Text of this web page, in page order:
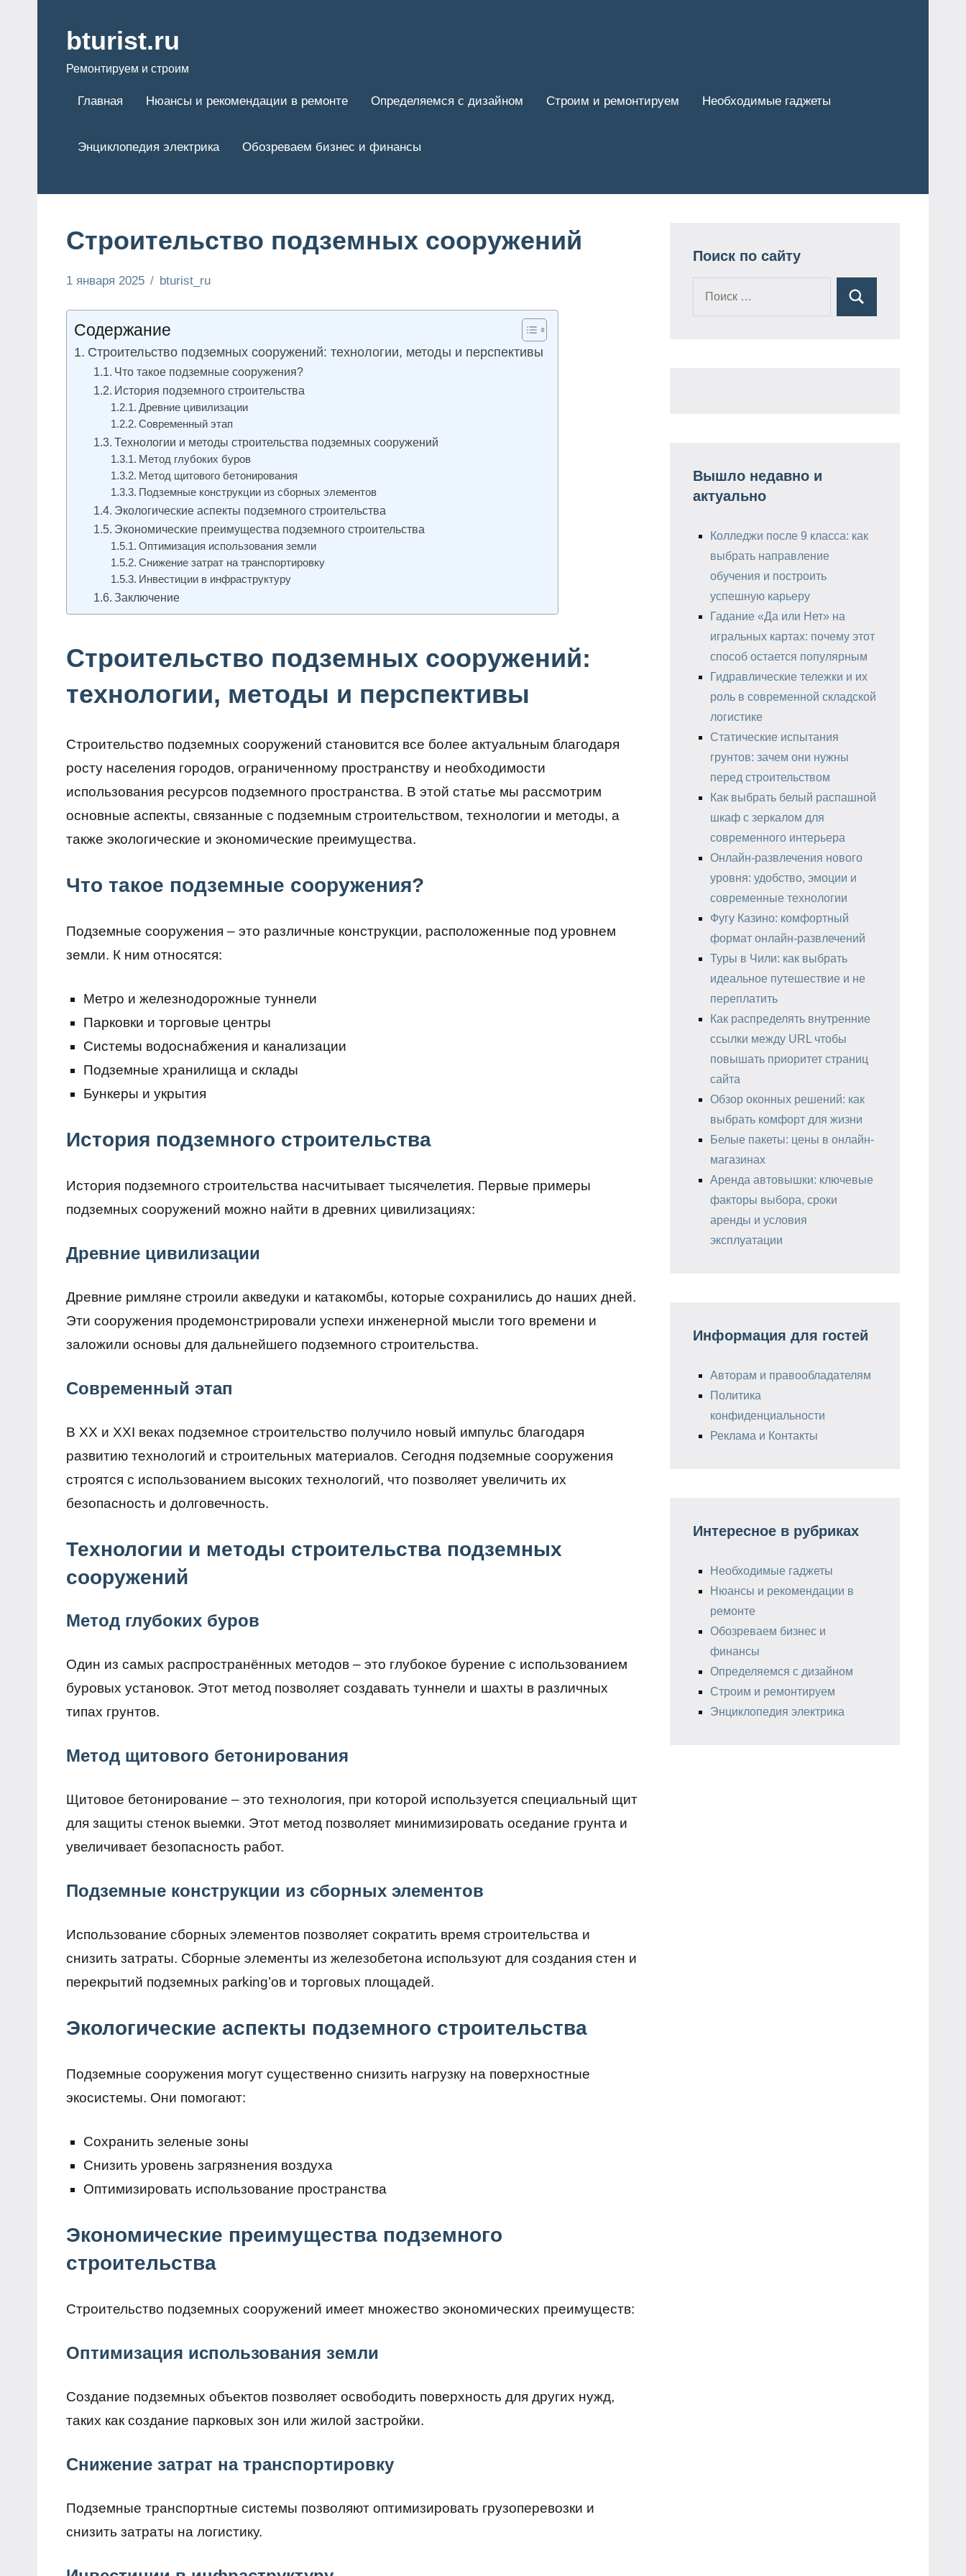
содержимому
bturist.ru
Ремонтируем и строим
Главная Нюансы и рекомендации в ремонте Определяемся с дизайном Строим и ремонтируем Необходимые гаджеты
Энциклопедия электрика Обозреваем бизнес и финансы
Строительство подземных сооружений
ремонтируем
1 января 2025 bturist_ru
комментариев
Содержание
Строительство подземных сооружений: технологии, методы и перспективы
Что такое подземные сооружения?
История подземного строительства
Древние цивилизации
Современный этап
Технологии и методы строительства подземных сооружений
Метод глубоких буров
Метод щитового бетонирования
Подземные конструкции из сборных элементов
Экологические аспекты подземного строительства
Экономические преимущества подземного строительства
Оптимизация использования земли
Снижение затрат на транспортировку
Инвестиции в инфраструктуру
Заключение
Строительство подземных сооружений:
технологии, методы и перспективы
Строительство подземных сооружений становится все более актуальным благодаря
росту населения городов, ограниченному пространству и необходимости
использования ресурсов подземного пространства. В этой статье мы рассмотрим
основные аспекты, связанные с подземным строительством, технологии и методы, а
также экологические и экономические преимущества.
Что такое подземные сооружения?
Подземные сооружения – это различные конструкции, расположенные под уровнем
земли. К ним относятся:
Метро и железнодорожные туннели
Парковки и торговые центры
Системы водоснабжения и канализации
Подземные хранилища и склады
Бункеры и укрытия
История подземного строительства
История подземного строительства насчитывает тысячелетия. Первые примеры
подземных сооружений можно найти в древних цивилизациях:
Древние цивилизации
Древние римляне строили акведуки и катакомбы, которые сохранились до наших дней.
Эти сооружения продемонстрировали успехи инженерной мысли того времени и
заложили основы для дальнейшего подземного строительства.
Современный этап
В XX и XXI веках подземное строительство получило новый импульс благодаря
развитию технологий и строительных материалов. Сегодня подземные сооружения
строятся с использованием высоких технологий, что позволяет увеличить их
безопасность и долговечность.
Технологии и методы строительства подземных
сооружений
Метод глубоких буров
Один из самых распространённых методов – это глубокое бурение с использованием
буровых установок. Этот метод позволяет создавать туннели и шахты в различных
типах грунтов.
Метод щитового бетонирования
Щитовое бетонирование – это технология, при которой используется специальный щит
для защиты стенок выемки. Этот метод позволяет минимизировать оседание грунта и
увеличивает безопасность работ.
Подземные конструкции из сборных элементов
Использование сборных элементов позволяет сократить время строительства и
снизить затраты. Сборные элементы из железобетона используют для создания стен и
перекрытий подземных parking’ов и торговых площадей.
Экологические аспекты подземного строительства
Подземные сооружения могут существенно снизить нагрузку на поверхностные
экосистемы. Они помогают:
Сохранить зеленые зоны
Снизить уровень загрязнения воздуха
Оптимизировать использование пространства
Экономические преимущества подземного
строительства
Строительство подземных сооружений имеет множество экономических преимуществ:
Оптимизация использования земли
Создание подземных объектов позволяет освободить поверхность для других нужд,
таких как создание парковых зон или жилой застройки.
Снижение затрат на транспортировку
Подземные транспортные системы позволяют оптимизировать грузоперевозки и
снизить затраты на логистику.
Поиск по сайту
Поиск
Вышло недавно и
актуально
Колледжи после 9 класса: как
выбрать направление
обучения и построить
успешную карьеру
Гадание «Да или Нет» на
игральных картах: почему этот
способ остается популярным
Гидравлические тележки и их
роль в современной складской
логистике
Статические испытания
грунтов: зачем они нужны
перед строительством
Как выбрать белый распашной
шкаф с зеркалом для
современного интерьера
Онлайн-развлечения нового
уровня: удобство, эмоции и
современные технологии
Фугу Казино: комфортный
формат онлайн-развлечений
Туры в Чили: как выбрать
идеальное путешествие и не
переплатить
Как распределять внутренние
ссылки между URL чтобы
повышать приоритет страниц
сайта
Обзор оконных решений: как
выбрать комфорт для жизни
Белые пакеты: цены в онлайн-
магазинах
Аренда автовышки: ключевые
факторы выбора, сроки
аренды и условия
эксплуатации
Информация для гостей
Авторам и правообладателям
Политика
конфиденциальности
Реклама и Контакты
Интересное в рубриках
Необходимые гаджеты
Нюансы и рекомендации в
ремонте
Обозреваем бизнес и
финансы
Определяемся с дизайном
Строим и ремонтируем
Энциклопедия электрика